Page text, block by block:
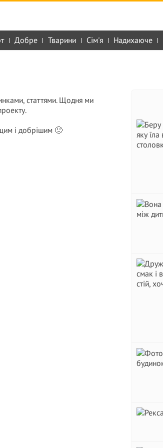
Добре Тварини Сім'я Надихаюче
статтями. Щодня ми
і добрішим 🙂